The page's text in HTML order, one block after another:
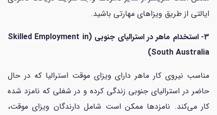
ایالتی از طریق ویزاهای مهارتی باشید.
3- استخدام ماهر در استرالیای جنوبی (Skilled Employment in
South Australia)
مناسب نیروی کار ماهر دارای ویزای موقت استرالیا که در حال
حاضر در استرالیای جنوبی زندگی کرده و در شغلی که نامزد شده‌
کار می‌کند. نامزدها ممکن است شامل دارندگان ویزای موقت،